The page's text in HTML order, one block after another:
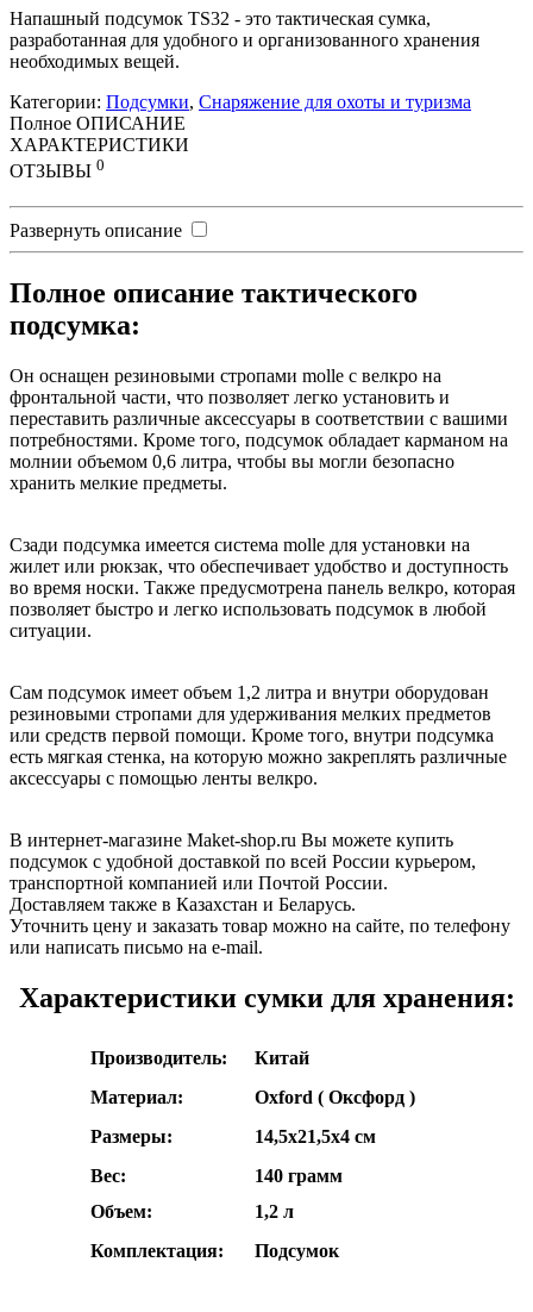
Напашный подсумок TS32 - это тактическая сумка,
разработанная для удобного и организованного хранения
необходимых вещей.
Категории: Подсумки, Снаряжение для охоты и туризма
Полное ОПИСАНИЕ
ХАРАКТЕРИСТИКИ
ОТЗЫВЫ 0
Развернуть описание
Полное описание тактического
подсумка:
Он оснащен резиновыми стропами molle с велкро на
фронтальной части, что позволяет легко установить и
переставить различные аксессуары в соответствии с вашими
потребностями. Кроме того, подсумок обладает карманом на
молнии объемом 0,6 литра, чтобы вы могли безопасно
хранить мелкие предметы.
Сзади подсумка имеется система molle для установки на
жилет или рюкзак, что обеспечивает удобство и доступность
во время носки. Также предусмотрена панель велкро, которая
позволяет быстро и легко использовать подсумок в любой
ситуации.
Сам подсумок имеет объем 1,2 литра и внутри оборудован
резиновыми стропами для удерживания мелких предметов
или средств первой помощи. Кроме того, внутри подсумка
есть мягкая стенка, на которую можно закреплять различные
аксессуары с помощью ленты велкро.
В интернет-магазине Maket-shop.ru Вы можете купить
подсумок с удобной доставкой по всей России курьером,
транспортной компанией или Почтой России.
Доставляем также в Казахстан и Беларусь.
Уточнить цену и заказать товар можно на сайте, по телефону
или написать письмо на e-mail.
Характеристики сумки для хранения:
Производитель:
Китай
Материал:
Oxford ( Оксфорд )
Размеры:
14,5x21,5x4 см
Вес:
140 грамм
Объем:
1,2 л
Комплектация:
Подсумок